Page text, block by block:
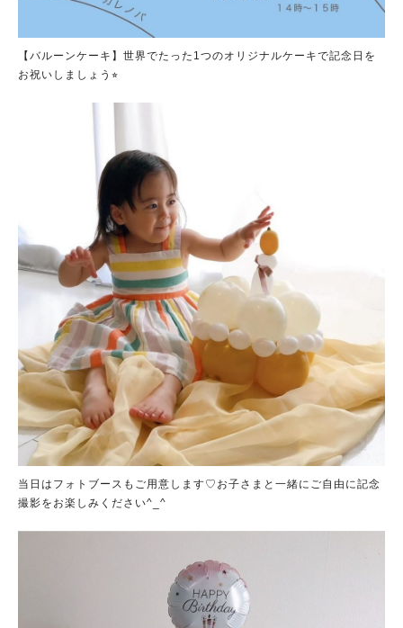
【バルーンケーキ】世界でたった1つのオリジナルケーキで記念日を
お祝いしましょう⭐︎
当日はフォトブースもご用意します♡お子さまと一緒にご自由に記念
撮影をお楽しみください^_^